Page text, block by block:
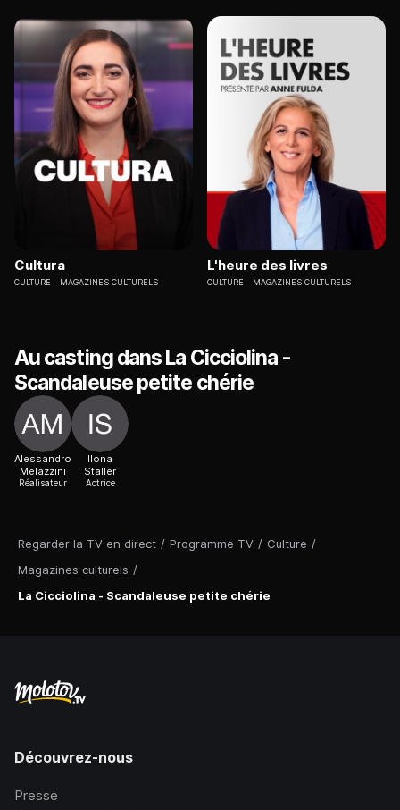
Regarder la TV en direct / Programme TV / Culture /
Magazines culturels /
La Cicciolina - Scandaleuse petite chérie
Cultura
CULTURE MAGAZINES CULTURELS
L'heure des livres
CULTURE MAGAZINES CULTURELS
Au casting dans La Cicciolina -
Scandaleuse petite chérie
Alessandro
Melazzini
Réalisateur
Ilona
Staller
Actrice
Découvrez-nous
Presse